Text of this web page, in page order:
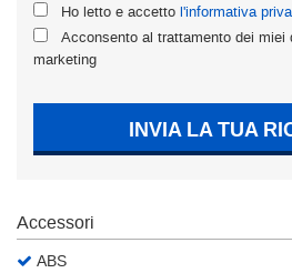
Ho letto e accetto l'informativa
Acconsento al trattamento dei miei
marketing
INVIA LA TUA
Accessori
ABS
Leggi
la
cookie
le